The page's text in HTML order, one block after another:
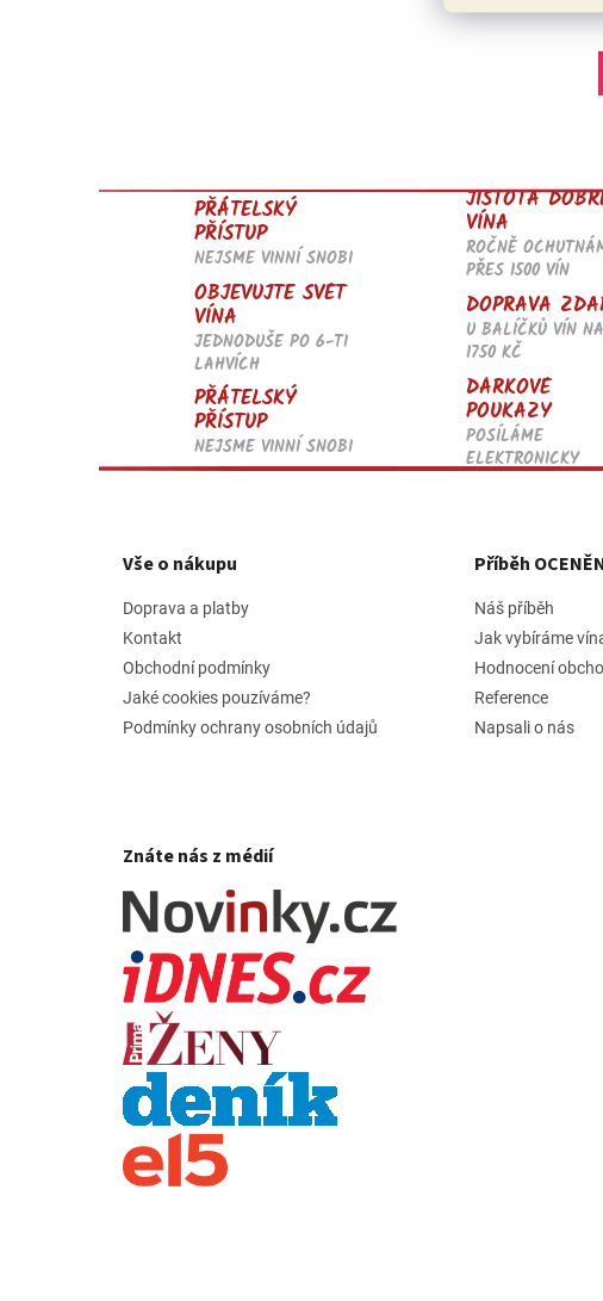
PŘÁTELSKÝ
PŘÍSTUP
NEJSME VINNÍ SNOBI
JISTOTA
VÍNA
ROČNĚ
PŘES 1500 VÍN
OBJEVUJTE SVĚT
VÍNA
JEDNODUŠE PO 6-TI
LAHVÍCH
DOPRAVA
U BALÍČKŮ VÍN
1750 KČ
PŘÁTELSKÝ
PŘÍSTUP
NEJSME VINNÍ SNOBI
DÁRKOVÉ
POUKAZY
POSÍLÁME
ELEKTRONICKY
Vše o nákupu
Doprava a platby
Kontakt
Obchodní podmínky
Jaké cookies pouzíváme?
Podmínky ochrany osobních údajů
Příběh
Náš příběh
Jak vybíráme
Hodnocení
Reference
Napsali o nás
Znáte nás z médií